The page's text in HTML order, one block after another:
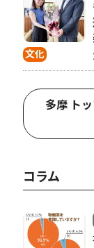
文化
多摩 ト
コラム